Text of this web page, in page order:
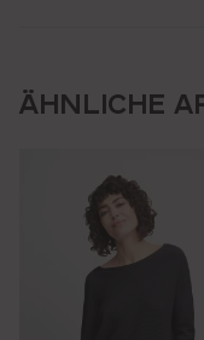
ÄHNLICHE